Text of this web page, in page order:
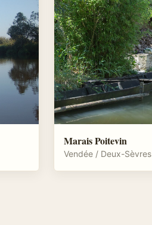
Marais Poitevin
Vendée / Deux-Sèvres